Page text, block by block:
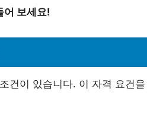
어 보세요!
건이 있습니다. 이 자격 요건